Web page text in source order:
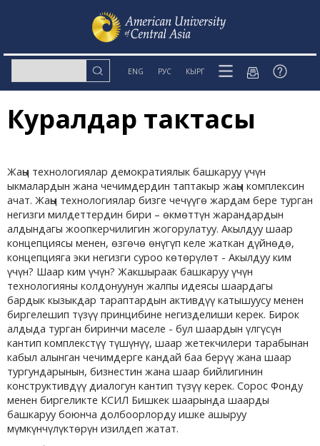
ENG РУС КЫРГ
Куралдар тактасы
Жаңы технологиялар демократиялык башкаруу үчүн
ыкмалардын жана чечимдердин таптакыр жаңы комплексин
ачат. Жаңы технологиялар бизге чечүүгө жардам бере турган
негизги милдеттердин бири – өкмөттүн жарандардын
алдындагы жоопкерчилигин жогорулатуу. Акылдуу шаар
концепциясы менен, өзгөчө өнүгүп келе жаткан дүйнөдө,
концепцияга эки негизги суроо көтөрүлөт - Акылдуу ким
үчүн? Шаар ким үчүн? Жакшыраак башкаруу үчүн
технологияны колдонуунун жалпы идеясы шаардагы
бардык кызыкдар тараптардын активдүү катышуусу менен
биргелешип түзүү принцибине негизделиши керек. Бирок
алдыда турган биринчи маселе - бул шаардын үлгүсүн
кантип комплекстүү түшүнүү, шаар жетекчилери тарабынан
кабыл алынган чечимдерге кандай баа берүү жана шаар
тургундарынын, бизнестин жана шаар бийлигинин
конструктивдүү диалогун кантип түзүү керек. Сорос Фонду
менен биргеликте КСИЛ Бишкек шаарында шаарды
башкаруу боюнча долбоорлорду ишке ашыруу
мүмкүнчүлүктөрүн изилдеп жатат.